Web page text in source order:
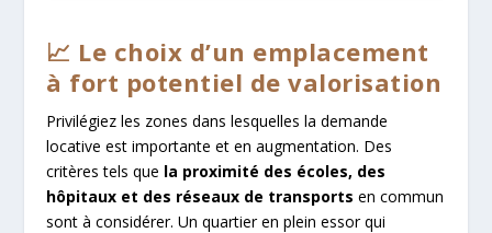
📈 Le choix d’un emplacement
à fort potentiel de valorisation
Privilégiez les zones dans lesquelles la demande
locative est importante et en augmentation. Des
critères tels que la proximité des écoles, des
hôpitaux et des réseaux de transports en commun
sont à considérer. Un quartier en plein essor qui